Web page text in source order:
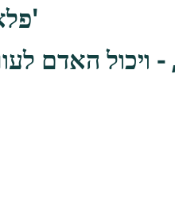
פלא יועץ - אות א'
- ויכול האדם